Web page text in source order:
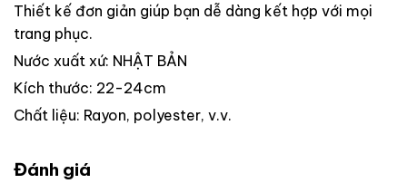
Thiết kế đơn giản giúp bạn dễ dàng kết hợp với mọi
trang phục.
Nước xuất xứ: NHẬT BẢN
Kích thước: 22-24cm
Chất liệu: Rayon, polyester, v.v.
Đánh giá